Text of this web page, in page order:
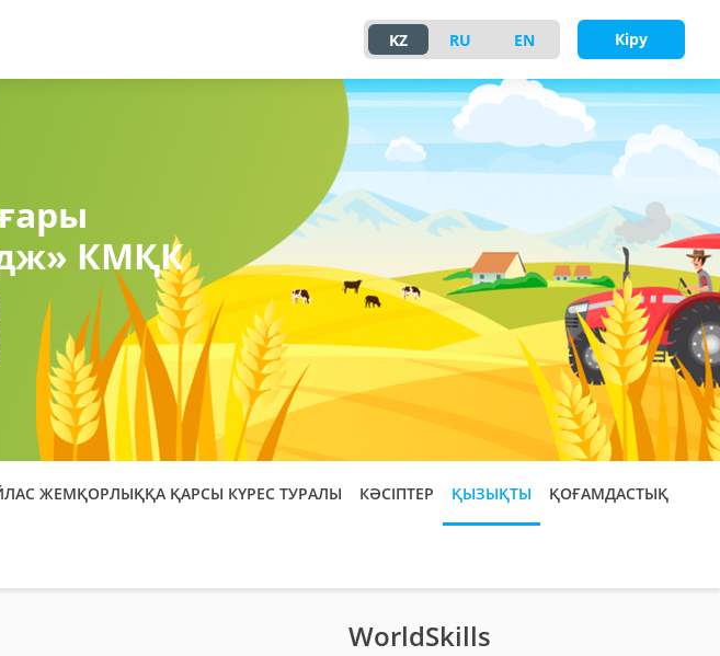
KZ RU EN Кіру
КМҚК
ЖЕМҚОРЛЫҚҚА ҚАРСЫ КҮРЕС ТУРАЛЫ КӘСІПТЕР ҚЫЗЫҚТЫ ҚОҒАМДАСТЫҚ
WorldSkills